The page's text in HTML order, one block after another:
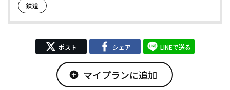
鉄道
ポスト シェア LINEで送る
add_circle マイプランに追加